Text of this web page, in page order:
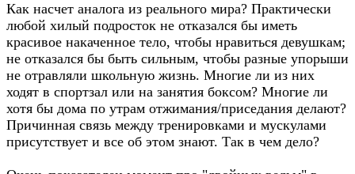
Как насчет аналога из реального мира? Практически
любой хилый подросток не отказался бы иметь
красивое накаченное тело, чтобы нравиться девушкам;
не отказался бы быть сильным, чтобы разные упорыши
не отравляли школьную жизнь. Многие ли из них
ходят в спортзал или на занятия боксом? Многие ли
хотя бы дома по утрам отжимания/приседания делают?
Причинная связь между тренировками и мускулами
присутствует и все об этом знают. Так в чем дело?